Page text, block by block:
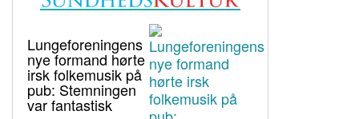
Lungeforeningens
nye formand hørte
irsk folkemusik på
pub: Stemningen
var fantastisk